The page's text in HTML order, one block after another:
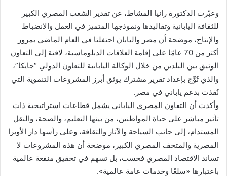
وعبّرت الدكتورة رانيا المشاط، عن تقدير الشعب المصري الكبير
للثقافة اليابانية وتقاليدها ونموذجها المتميز في العمل والانضباط
والإنتاج، موضحة أن مصر واليابان احتفلتا في العام الماضي بمرور
أكثر من 70 عامًا على إقامة العلاقات الدبلوماسية، لافتة إلى التعاون
الوثيق بين البلدين من خلال الوكالة اليابانية للتعاون الدولي “جايكا”،
والذي تُوِّج بإعداد تقرير مشترك يوثق أبرز المشروعات التنموية التي
نُفذت بدعم ياباني في مصر.
وأكدت أن التعاون المصري الياباني يشمل قطاعات استراتيجية ذات
تأثير مباشر على حياة المواطنين، من بينها التعليم، والصحة، والنقل
المستدام، إلى جانب السياحة والآثار والثقافة، وعلى رأسها دار الأوبرا
المصرية والمتحف المصري الكبير، موضحة أن هذه المشروعات لا
تساند الاقتصاد المصري فحسب، بل تسهم في تحقيق منفعة عالمية
باعتبارها «سلعًا وخدمات عامة عالمية».